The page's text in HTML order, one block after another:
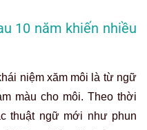
10 năm khiến nhiều
niệm xăm môi là từ ngữ
màu cho môi. Theo thời
thuật ngữ mới như phun